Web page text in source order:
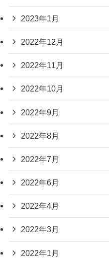
2023年1月
2022年12月
2022年11月
2022年10月
2022年9月
2022年8月
2022年7月
2022年6月
2022年4月
2022年3月
2022年1月